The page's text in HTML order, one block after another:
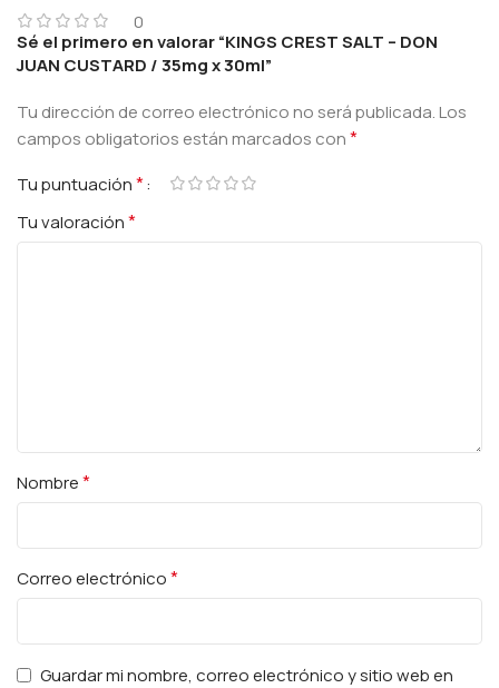
0
Sé el primero en valorar “KINGS CREST SALT – DON
JUAN CUSTARD / 35mg x 30ml”
Tu dirección de correo electrónico no será publicada.Los
campos obligatorios están marcados con*
Tu puntuación*
Tu valoración*
Nombre*
Correo electrónico*
Guardar mi nombre, correo electrónico y sitio web en